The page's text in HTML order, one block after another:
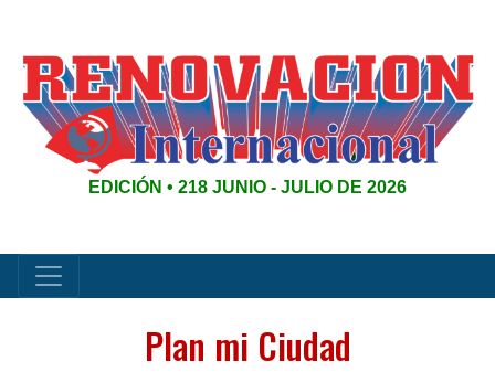
EDICIÓN • 218 JUNIO - JULIO DE 2026
Plan mi Ciudad